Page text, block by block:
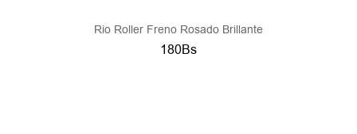
Rio Roller Freno Rosado Brillante
180Bs